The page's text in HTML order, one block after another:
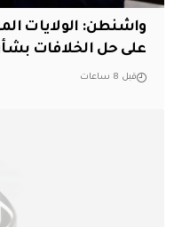
واشنطن: الولايات
على حل الخلافات
قبل 8 ساعات